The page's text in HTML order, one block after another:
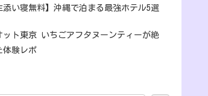
添い寝無料】沖縄で泊まる最強ホテル5選
ット東京 いちごアフタヌーンティーが絶
体験レポ